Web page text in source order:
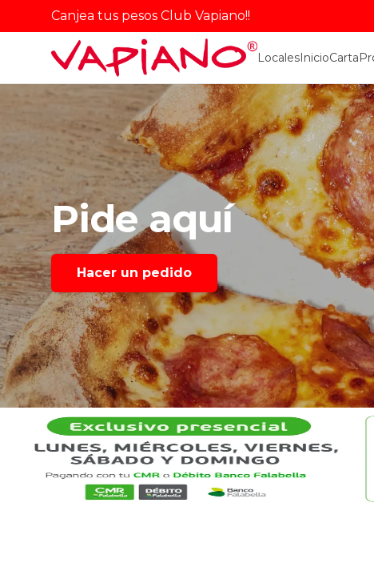
Canjea tus pesos Club Vapiano!!
LocalesInicioCarta
Pide aquí
Hacer un pedido